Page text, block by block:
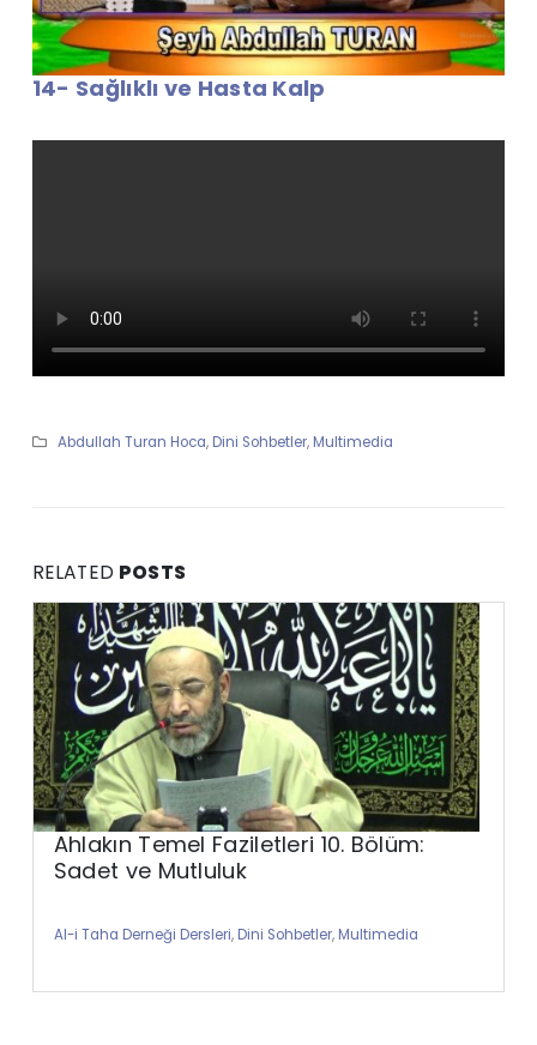
14- Sağlıklı ve Hasta Kalp
Abdullah Turan Hoca, Dini Sohbetler, Multimedia
RELATED POSTS
Ahlakın Temel Faziletleri 10. Bölüm:
Sadet ve Mutluluk
Al-i Taha Derneği Dersleri, Dini Sohbetler, Multimedia